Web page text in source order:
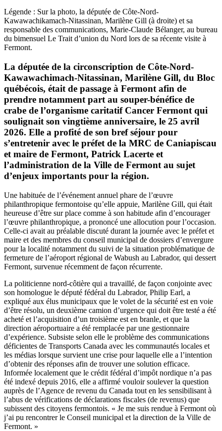
Légende : Sur la photo, la députée de Côte-Nord-
Kawawachikamach-Nitassinan, Marilène Gill (à droite) et sa
responsable des communications, Marie-Claude Bélanger, au bureau
du bimensuel Le Trait d’union du Nord lors de sa récente visite à
Fermont.
La députée de la circonscription de Côte-Nord-
Kawawachimach-Nitassinan, Marilène Gill, du Bloc
québécois, était de passage à Fermont afin de
prendre notamment part au souper-bénéfice de
crabe de l’organisme caritatif Cancer Fermont qui
soulignait son vingtième anniversaire, le 25 avril
2026. Elle a profité de son bref séjour pour
s’entretenir avec le préfet de la MRC de Caniapiscau
et maire de Fermont, Patrick Lacerte et
l’administration de la Ville de Fermont au sujet
d’enjeux importants pour la région.
Une habituée de l’événement annuel phare de l’œuvre
philanthropique fermontoise qu’elle appuie, Marilène Gill, qui était
heureuse d’être sur place comme à son habitude afin d’encourager
l’œuvre philanthropique, a prononcé une allocution pour l’occasion.
Celle-ci avait au préalable discuté durant la journée avec le préfet et
maire et des membres du conseil municipal de dossiers d’envergure
pour la localité notamment du suivi de la situation problématique de
fermeture de l’aéroport régional de Wabush au Labrador, qui dessert
Fermont, survenue récemment de façon récurrente.
La politicienne nord-côtière qui a travaillé, de façon conjointe avec
son homologue le député fédéral du Labrador, Philip Earl, a
expliqué aux élus municipaux que le volet de la sécurité est en voie
d’être résolu, un deuxième camion d’urgence qui doit être testé a été
acheté et l’acquisition d’un troisième est en branle, et que la
direction aéroportuaire a été remplacée par une gestionnaire
d’expérience. Subsiste selon elle le problème des communications
déficientes de Transports Canada avec les communautés locales et
les médias lorsque survient une crise pour laquelle elle a l’intention
d’obtenir des réponses afin de trouver une solution efficace.
Informée localement que le crédit fédéral d’impôt nordique n’a pas
été indexé depuis 2016, elle a affirmé vouloir soulever la question
auprès de l’Agence de revenu du Canada tout en les sensibilisant à
l’abus de vérifications de déclarations fiscales (de revenus) que
subissent des citoyens fermontois. « Je me suis rendue à Fermont où
j’ai pu rencontrer le Conseil municipal et la direction de la Ville de
Fermont. »